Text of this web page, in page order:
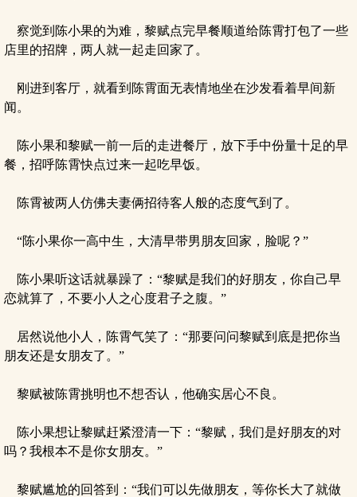
察觉到陈小果的为难，黎赋点完早餐顺道给陈霄打包了一些
店里的招牌，两人就一起走回家了。
刚进到客厅，就看到陈霄面无表情地坐在沙发看着早间新
闻。
陈小果和黎赋一前一后的走进餐厅，放下手中份量十足的早
餐，招呼陈霄快点过来一起吃早饭。
陈霄被两人仿佛夫妻俩招待客人般的态度气到了。
“陈小果你一高中生，大清早带男朋友回家，脸呢？”
陈小果听这话就暴躁了：“黎赋是我们的好朋友，你自己早
恋就算了，不要小人之心度君子之腹。”
居然说他小人，陈霄气笑了：“那要问问黎赋到底是把你当
朋友还是女朋友了。”
黎赋被陈霄挑明也不想否认，他确实居心不良。
陈小果想让黎赋赶紧澄清一下：“黎赋，我们是好朋友的对
吗？我根本不是你女朋友。”
黎赋尴尬的回答到：“我们可以先做朋友，等你长大了就做